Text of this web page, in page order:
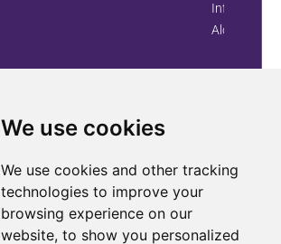
We use cookies
We use cookies and other tracking
technologies to improve your
browsing experience on our
website, to show you personalized
Informação
Alojamento